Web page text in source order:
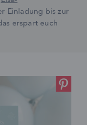
Einladung bis zur
erspart euch